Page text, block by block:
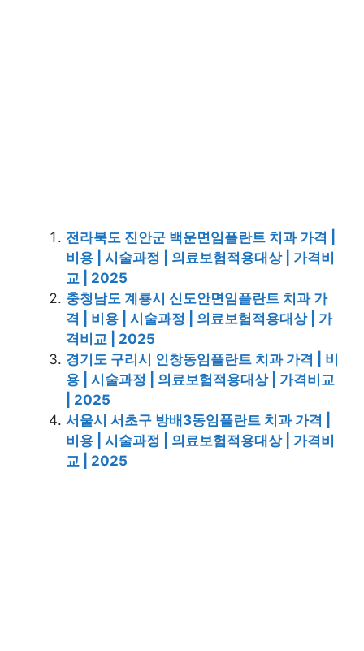
전라북도 진안군 백운면임플란트 치과 가격 |
비용 | 시술과정 | 의료보험적용대상 | 가격비
교 | 2025
충청남도 계룡시 신도안면임플란트 치과 가
격 | 비용 | 시술과정 | 의료보험적용대상 | 가
격비교 | 2025
경기도 구리시 인창동임플란트 치과 가격 | 비
용 | 시술과정 | 의료보험적용대상 | 가격비교
| 2025
서울시 서초구 방배3동임플란트 치과 가격 |
비용 | 시술과정 | 의료보험적용대상 | 가격비
교 | 2025